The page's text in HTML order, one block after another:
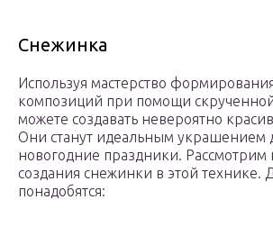
Снежинка
Используя мастерство
композиций при помощи
можете создавать невероятно
Они станут идеальным украшением
новогодние праздники. Рассмотрим
создания снежинки в этой технике.
понадобятся: